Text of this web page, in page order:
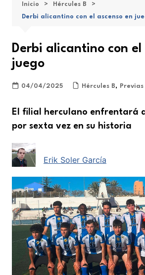
Inicio
Hércules B
Derbi alicantino con el ascenso en
Derbi alicantino con el
juego
04/04/2025 Hércules B, Previas
El filial herculano enfrentará
por sexta vez en su historia
Erik Soler García